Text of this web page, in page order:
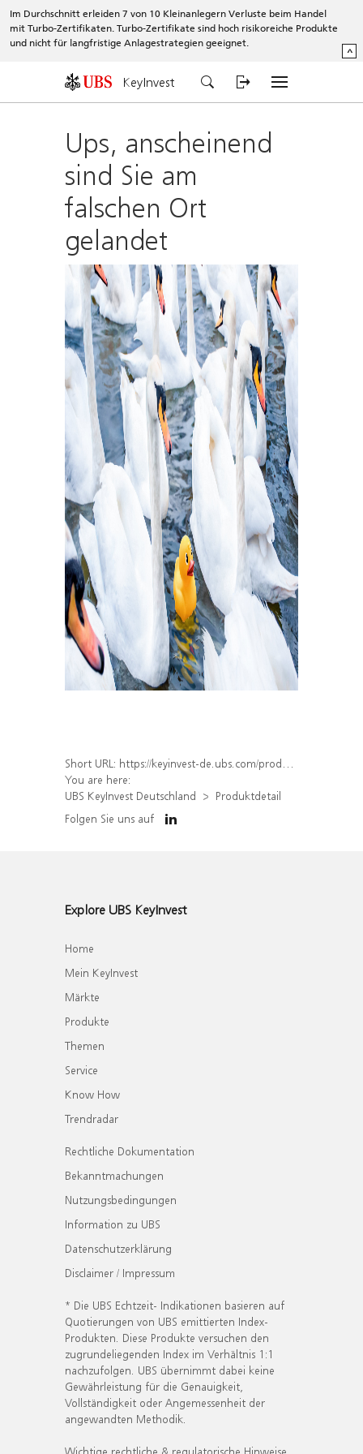
Im Durchschnitt erleiden 7 von 10 Kleinanlegern Verluste beim Handel
mit Turbo-Zertifikaten. Turbo-Zertifikate sind hoch risikoreiche Produkte
und nicht für langfristige Anlagestrategien geeignet.
^
KeyInvest
Ups, anscheinend
sind Sie am
falschen Ort
gelandet
Short URL: https://keyinvest-de.ubs.com/produkt/detail/index/isin/DE000WA6EPN1
You are here:
UBS KeyInvest Deutschland
Produktdetail
Folgen Sie uns auf
Explore UBS KeyInvest
Home
Mein KeyInvest
Märkte
Produkte
Themen
Service
Know How
Trendradar
Rechtliche Dokumentation
Bekanntmachungen
Nutzungsbedingungen
Information zu UBS
Datenschutzerklärung
Disclaimer / Impressum
* Die UBS Echtzeit- Indikationen basieren auf
Quotierungen von UBS emittierten Index-
Produkten. Diese Produkte versuchen den
zugrundeliegenden Index im Verhältnis 1:1
nachzufolgen. UBS übernimmt dabei keine
Gewährleistung für die Genauigkeit,
Vollständigkeit oder Angemessenheit der
angewandten Methodik.